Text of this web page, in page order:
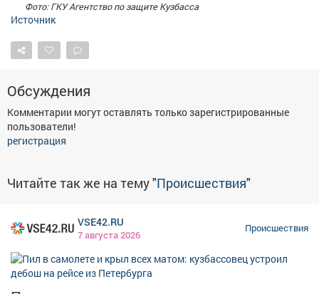
Фото: ГКУ Агентство по защите Кузбасса
Источник
Обсуждения
Комментарии могут оставлять только зарегистрированные
пользователи!
регистрация
Читайте так же на тему "Происшествия"
VSE42.RU
7 августа 2026
Происшествия